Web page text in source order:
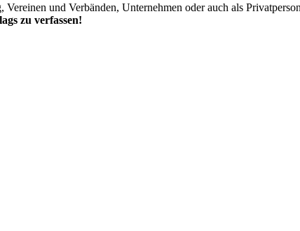
und Verbänden, Unternehmen oder auch als
zu verfassen!